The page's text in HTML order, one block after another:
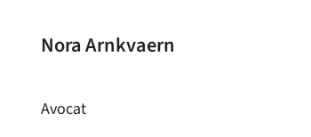
Nora Arnkvaern
Avocat